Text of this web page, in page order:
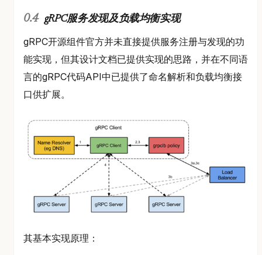
gRPC服务发现及负载均衡实现
gRPC开源组件官方并未直接提供服务注册与发现的功
能实现，但其设计文档已提供实现的思路，并在不同语
言的gRPC代码API中已提供了命名解析和负载均衡接
口供扩展。
其基本实现原理：